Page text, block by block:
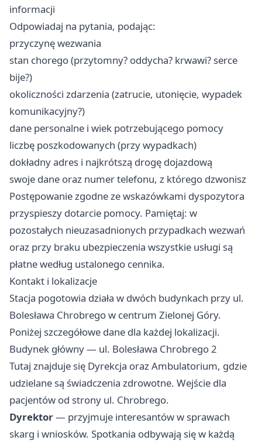
informacji
Odpowiadaj na pytania, podając:
przyczynę wezwania
stan chorego (przytomny? oddycha? krwawi? serce
bije?)
okoliczności zdarzenia (zatrucie, utonięcie, wypadek
komunikacyjny?)
dane personalne i wiek potrzebującego pomocy
liczbę poszkodowanych (przy wypadkach)
dokładny adres i najkrótszą drogę dojazdową
swoje dane oraz numer telefonu, z którego dzwonisz
Postępowanie zgodne ze wskazówkami dyspozytora
przyspieszy dotarcie pomocy. Pamiętaj: w
pozostałych nieuzasadnionych przypadkach wezwań
oraz przy braku ubezpieczenia wszystkie usługi są
płatne według ustalonego cennika.
Kontakt i lokalizacje
Stacja pogotowia działa w dwóch budynkach przy ul.
Bolesława Chrobrego w centrum Zielonej Góry.
Poniżej szczegółowe dane dla każdej lokalizacji.
Budynek główny — ul. Bolesława Chrobrego 2
Tutaj znajduje się Dyrekcja oraz Ambulatorium, gdzie
udzielane są świadczenia zdrowotne. Wejście dla
pacjentów od strony ul. Chrobrego.
Dyrektor— przyjmuje interesantów w sprawach
skarg i wniosków. Spotkania odbywają się w każdą